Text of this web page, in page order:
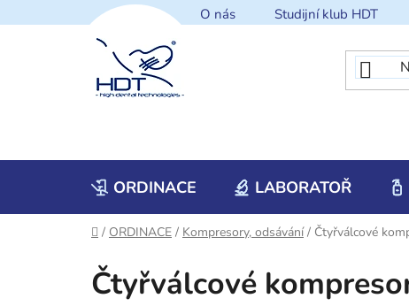
na
O nás Studijní klub HDT
ORDINACE LABORATOŘ
Domů
/ ORDINACE / Kompresory, odsávání / Čtyřválcové
Čtyřválcové